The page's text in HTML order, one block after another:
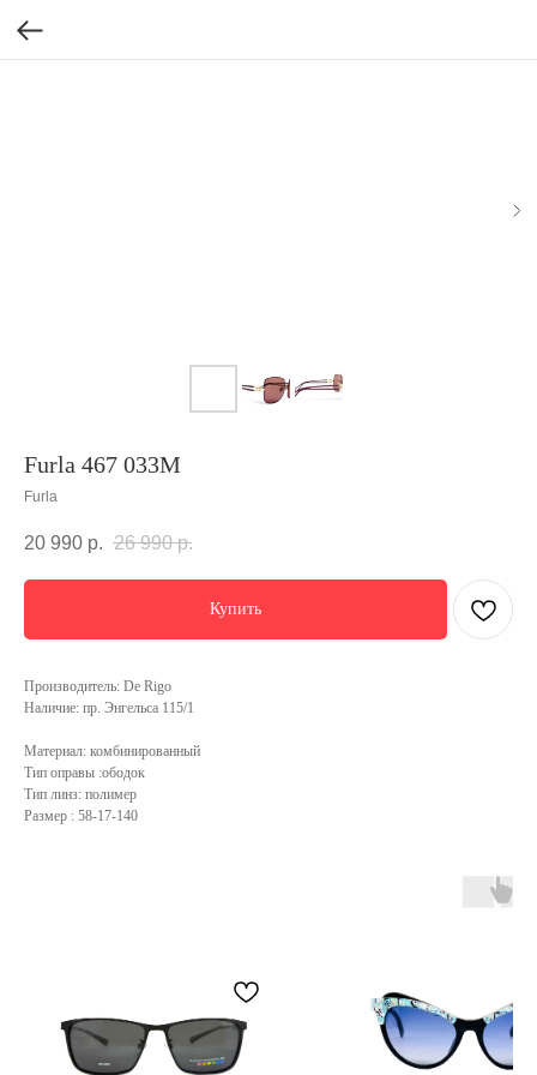
Furla 467 033M
Furla
20 990 р. 26 990 р.
Купить
Производитель: De Rigo
Наличие: пр. Энгельса 115/1
Материал: комбинированный
Тип оправы :ободок
Тип линз: полимер
Размер : 58-17-140